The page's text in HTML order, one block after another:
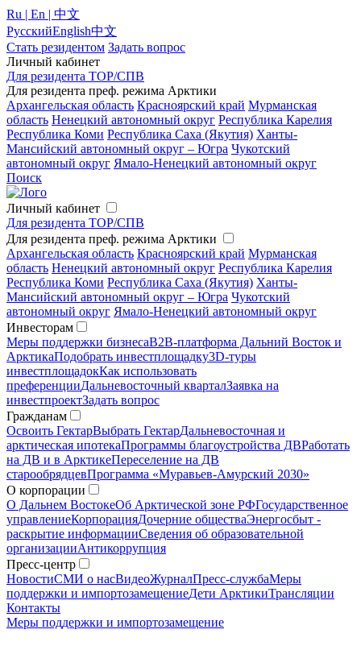
Ru | En | 中文
РусскийEnglish中文
Стать резидентом Задать вопрос
Личный кабинет
Для резидента ТОР/СПВ
Для резидента преф. режима Арктики
Архангельская область Красноярский край Мурманская
область Ненецкий автономный округ Республика Карелия
Республика Коми Республика Саха (Якутия) Ханты-
Мансийский автономный округ – Югра Чукотский
автономный округ Ямало-Ненецкий автономный округ
Поиск
Личный кабинет
Для резидента ТОР/СПВ
Для резидента преф. режима Арктики
Архангельская область Красноярский край Мурманская
область Ненецкий автономный округ Республика Карелия
Республика Коми Республика Саха (Якутия) Ханты-
Мансийский автономный округ – Югра Чукотский
автономный округ Ямало-Ненецкий автономный округ
Инвесторам
Меры поддержки бизнесаB2B-платформа Дальний Восток и
АрктикаПодобрать инвестплощадку3D-туры
инвестплощадокКак использовать
преференцииДальневосточный кварталЗаявка на
инвестпроектЗадать вопрос
Гражданам
Освоить ГектарВыбрать ГектарДальневосточная и
арктическая ипотекаПрограммы благоустройства ДВРаботать
на ДВ и в АрктикеПереселение на ДВ
старообрядцевПрограмма «Муравьев-Амурский 2030»
О корпорации
О Дальнем ВостокеОб Арктической зоне РФГосударственное
управлениеКорпорацияДочерние обществаЭнергосбыт -
раскрытие информацииСведения об образовательной
организацииАнтикоррупция
Пресс-центр
НовостиСМИ о насВидеоЖурналПресс-службаМеры
поддержки и импортозамещениеДети АрктикиТрансляции
Контакты
Меры поддержки и импортозамещение